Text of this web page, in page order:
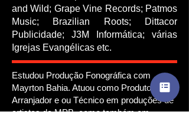
and Wild; Grape Vine Records; Patmos
Music; Brazilian Roots; Dittacor
Publicidade; J3M Informática; várias
Igrejas Evangélicas etc.
Estudou Produção Fonográfica com
Mayrton Bahia. Atuou como Produtor /
Arranjador e ou Técnico em produções de
artistas da MPB, como também em